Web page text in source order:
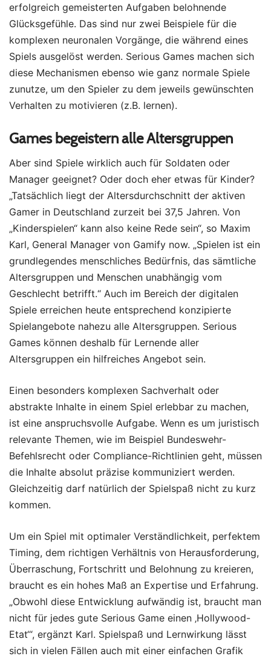
erfolgreich gemeisterten Aufgaben belohnende
Glücksgefühle. Das sind nur zwei Beispiele für die
komplexen neuronalen Vorgänge, die während eines
Spiels ausgelöst werden. Serious Games machen sich
diese Mechanismen ebenso wie ganz normale Spiele
zunutze, um den Spieler zu dem jeweils gewünschten
Verhalten zu motivieren (z.B. lernen).
Games begeistern alle Altersgruppen
Aber sind Spiele wirklich auch für Soldaten oder
Manager geeignet? Oder doch eher etwas für Kinder?
„Tatsächlich liegt der Altersdurchschnitt der aktiven
Gamer in Deutschland zurzeit bei 37,5 Jahren. Von
„Kinderspielen“ kann also keine Rede sein“, so Maxim
Karl, General Manager von Gamify now. „Spielen ist ein
grundlegendes menschliches Bedürfnis, das sämtliche
Altersgruppen und Menschen unabhängig vom
Geschlecht betrifft.“ Auch im Bereich der digitalen
Spiele erreichen heute entsprechend konzipierte
Spielangebote nahezu alle Altersgruppen. Serious
Games können deshalb für Lernende aller
Altersgruppen ein hilfreiches Angebot sein.
Einen besonders komplexen Sachverhalt oder
abstrakte Inhalte in einem Spiel erlebbar zu machen,
ist eine anspruchsvolle Aufgabe. Wenn es um juristisch
relevante Themen, wie im Beispiel Bundeswehr-
Befehlsrecht oder Compliance-Richtlinien geht, müssen
die Inhalte absolut präzise kommuniziert werden.
Gleichzeitig darf natürlich der Spielspaß nicht zu kurz
kommen.
Um ein Spiel mit optimaler Verständlichkeit, perfektem
Timing, dem richtigen Verhältnis von Herausforderung,
Überraschung, Fortschritt und Belohnung zu kreieren,
braucht es ein hohes Maß an Expertise und Erfahrung.
„Obwohl diese Entwicklung aufwändig ist, braucht man
nicht für jedes gute Serious Game einen ‚Hollywood-
Etat‘“, ergänzt Karl. Spielspaß und Lernwirkung lässt
sich in vielen Fällen auch mit einer einfachen Grafik